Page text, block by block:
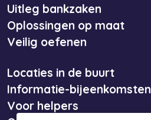
Uitleg bankzaken
Oplossingen op maat
Veilig oefenen
Locaties in de buurt
Informatie-bijeenkomsten
Voor helpers